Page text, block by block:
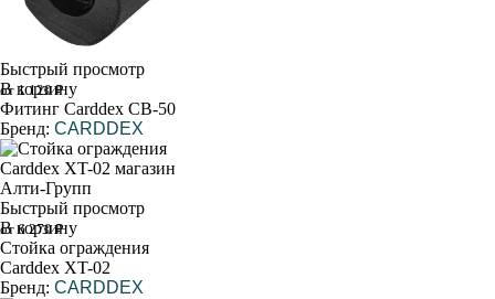
Быстрый просмотр
В корзину
от 1 120 ₽
Фитинг Carddex CB-50
Бренд: CARDDEX
Быстрый просмотр
В корзину
от 6 270 ₽
Стойка ограждения
Carddex XT-02
Бренд: CARDDEX